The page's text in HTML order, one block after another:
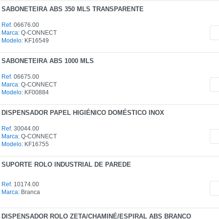
a organização nas casas de banho?
adequados para uso diário?
a utilização de papel industrial em espaços profissionais e áreas
adequados e mantenha controlo sobre a reposição diária,
utilizar dispensadores de qualidade?
oferecem melhor desempenho, maior resistência e maior
SABONETEIRA ABS 350 MLS TRANSPARENTE
Ref. 06676.00
Marca: Q-CONNECT
Modelo: KF16549
SABONETEIRA ABS 1000 MLS
Ref. 06675.00
Marca: Q-CONNECT
Modelo: KF00884
DISPENSADOR PAPEL HIGIÉNICO DOMÉSTICO INOX
Ref. 30044.00
Marca: Q-CONNECT
Modelo: KF16755
SUPORTE ROLO INDUSTRIAL DE PAREDE
Ref. 10174.00
Marca: Branca
DISPENSADOR ROLO ZETA/CHAMINÉ/ESPIRAL ABS BRANCO